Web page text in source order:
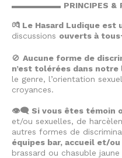
▬▬▬▬▬▬ PRINCIPES &
💏 Le Hasard Ludique est
discussions ouverts à
🚫 Aucune forme de
n’est tolérées dans notre
le genre, l’orientation
croyances.
👁️‍🗨️ Si vous êtes témoin
et/ou sexuelles, de
autres formes de
équipes bar, accueil et/
brassard ou chasuble